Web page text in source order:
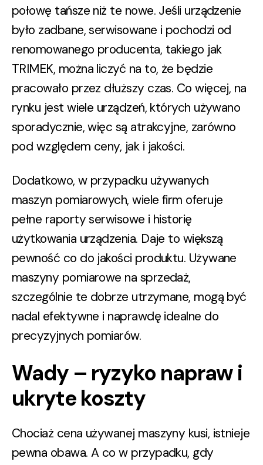
połowę tańsze niż te nowe. Jeśli urządzenie
było zadbane, serwisowane i pochodzi od
renomowanego producenta, takiego jak
TRIMEK, można liczyć na to, że będzie
pracowało przez dłuższy czas. Co więcej, na
rynku jest wiele urządzeń, których używano
sporadycznie, więc są atrakcyjne, zarówno
pod względem ceny, jak i jakości.
Dodatkowo, w przypadku używanych
maszyn pomiarowych, wiele firm oferuje
pełne raporty serwisowe i historię
użytkowania urządzenia. Daje to większą
pewność co do jakości produktu. Używane
maszyny pomiarowe na sprzedaż,
szczególnie te dobrze utrzymane, mogą być
nadal efektywne i naprawdę idealne do
precyzyjnych pomiarów.
Wady – ryzyko napraw i
ukryte koszty
Chociaż cena używanej maszyny kusi, istnieje
pewna obawa. A co w przypadku, gdy